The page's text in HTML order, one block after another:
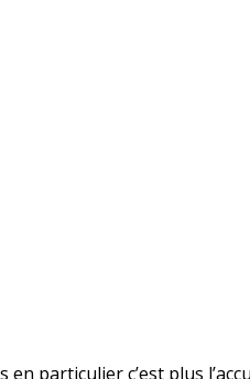
particulier c’est plus